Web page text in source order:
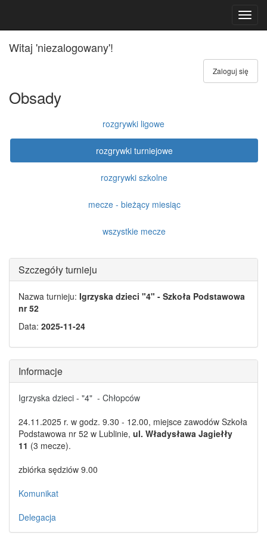
Witaj 'niezalogowany'!
Zaloguj się
Obsady
rozgrywki ligowe
rozgrywki turniejowe
rozgrywki szkolne
mecze - bieżący miesiąc
wszystkie mecze
Szczegóły turnieju
Nazwa turnieju: Igrzyska dzieci "4" - Szkoła Podstawowa
nr 52
Data: 2025-11-24
Informacje
Igrzyska dzieci - "4" - Chłopców
24.11.2025 r. w godz. 9.30 - 12.00, miejsce zawodów Szkoła
Podstawowa nr 52 w Lublinie, ul. Władysława Jagiełły
11 (3 mecze).
zbiórka sędziów 9.00
Komunikat
Delegacja